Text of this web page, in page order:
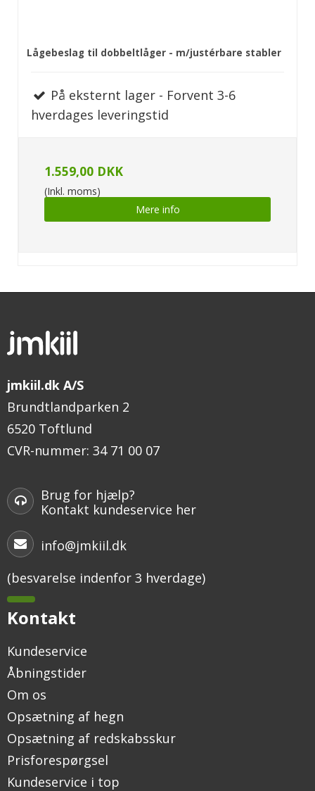
Lågebeslag til dobbeltlåger - m/justérbare stabler
På eksternt lager - Forvent 3-6
hverdages leveringstid
1.559,00 DKK
(Inkl. moms)
Mere info
jmkiil.dk A/S
Brundtlandparken 2
6520 Toftlund
CVR-nummer: 34 71 00 07
Brug for hjælp?
Kontakt kundeservice her
info@jmkiil.dk
(besvarelse indenfor 3 hverdage)
Kontakt
Kundeservice
Åbningstider
Om os
Opsætning af hegn
Opsætning af redskabsskur
Prisforespørgsel
Kundeservice i top